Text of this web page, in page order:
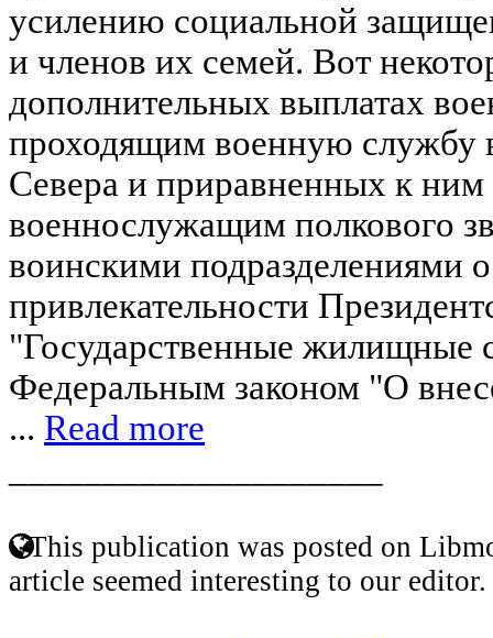
усилению социальной
и членов их семей. Вот
дополнительных выплатах
проходящим военную службу
Севера и приравненных к ним
военнослужащим полкового
воинскими подразделениями
привлекательности
"Государственные жилищные
Федеральным законом "О
... Read more
This publication was posted on
article seemed interesting to our editor.